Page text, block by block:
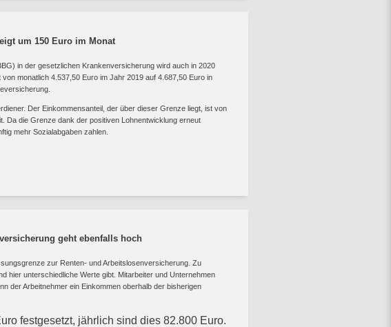
um 150 Euro im Monat
in der gesetzlichen Krankenversicherung wird auch in 2020
monatlich 4.537,50 Euro im Jahr 2019 auf 4.687,50 Euro in
Der Einkommensanteil, der über dieser Grenze liegt, ist von
Da die Grenze dank der positiven Lohnentwicklung erneut
mehr Sozialabgaben zahlen.
geht ebenfalls hoch
zur Renten- und Arbeitslosenversicherung. Zu
hier unterschiedliche Werte gibt. Mitarbeiter und Unternehmen
der Arbeitnehmer ein Einkommen oberhalb der bisherigen
festgesetzt, jährlich sind dies 82.800 Euro.